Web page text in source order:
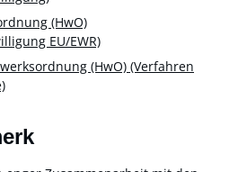
(HwO)
EU/EWR)
(HwO) (Verfahren